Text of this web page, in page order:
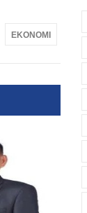
EKONOMI